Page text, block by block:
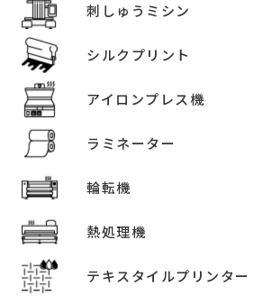
刺しゅうミシン
シルクプリント
アイロンプレス機
ラミネーター
輪転機
熱処理機
テキスタイルプリンター